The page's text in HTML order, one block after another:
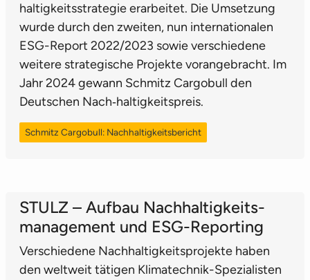
haltigkeits­strategie erarbeitet. Die Umsetzung
wurde durch den zweiten, nun internationalen
ESG-Report 2022/2023 sowie verschiedene
weitere strategische Projekte vorangebracht. Im
Jahr 2024 gewann Schmitz Cargobull den
Deutschen Nach‐haltig­keits­preis.
Schmitz Cargobull: Nachhaltigkeitsbericht
STULZ – Aufbau Nach­haltigkeits­
management und ESG-Reporting
Verschiedene Nachhaltigkeits­projekte haben
den weltweit tätigen Klimatechnik-Spezialisten